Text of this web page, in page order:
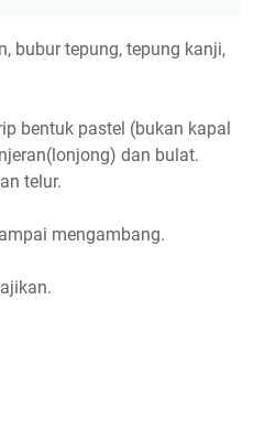
bubur tepung, tepung kanji,
bentuk pastel (bukan kapal
dan bulat.
telur.
mengambang.